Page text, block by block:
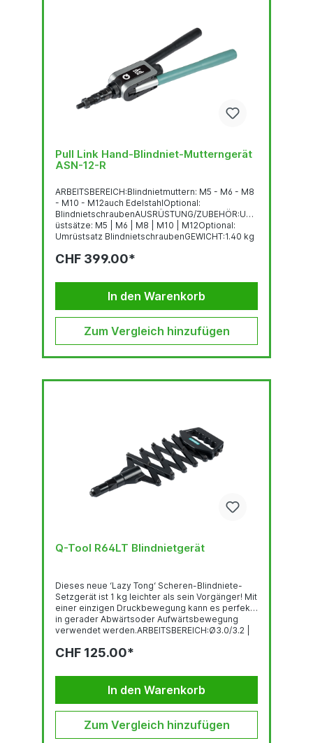
Pull Link Hand-Blindniet-Mutterngerät
ASN-12-R
ARBEITSBEREICH:Blindnietmuttern: M5 - M6 - M8
- M10 - M12auch EdelstahlOptional:
BlindnietschraubenAUSRÜSTUNG/ZUBEHÖR:Umr
üstsätze: M5 | M6 | M8 | M10 | M12Optional:
Umrüstsatz BlindnietschraubenGEWICHT:1.40 kg
CHF 399.00*
In den Warenkorb
Zum Vergleich hinzufügen
Q-Tool R64LT Blindnietgerät
Dieses neue ‘Lazy Tong‘ Scheren-Blindniete-
Setzgerät ist 1 kg leichter als sein Vorgänger! Mit
einer einzigen Druckbewegung kann es perfekt
in gerader Abwärtsoder Aufwärtsbewegung
verwendet werden.ARBEITSBEREICH:Ø3.0/3.2 |
WerkstoffeAUSRÜSTUNG/ZUBEHÖR:Mundstücke
mm | 6.0 mm | 6.4 mm Montageschlüssel
CHF 125.00*
In den Warenkorb
Zum Vergleich hinzufügen